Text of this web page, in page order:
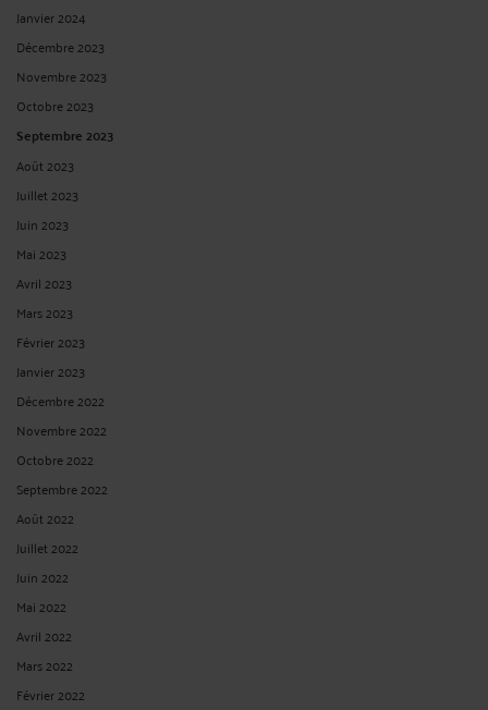
Janvier 2024
Décembre 2023
Novembre 2023
Octobre 2023
Septembre 2023
Août 2023
Juillet 2023
Juin 2023
Mai 2023
Avril 2023
Mars 2023
Février 2023
Janvier 2023
Décembre 2022
Novembre 2022
Octobre 2022
Septembre 2022
Août 2022
Juillet 2022
Juin 2022
Mai 2022
Avril 2022
Mars 2022
Février 2022